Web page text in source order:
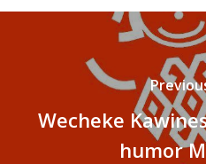
Wecheke
humor